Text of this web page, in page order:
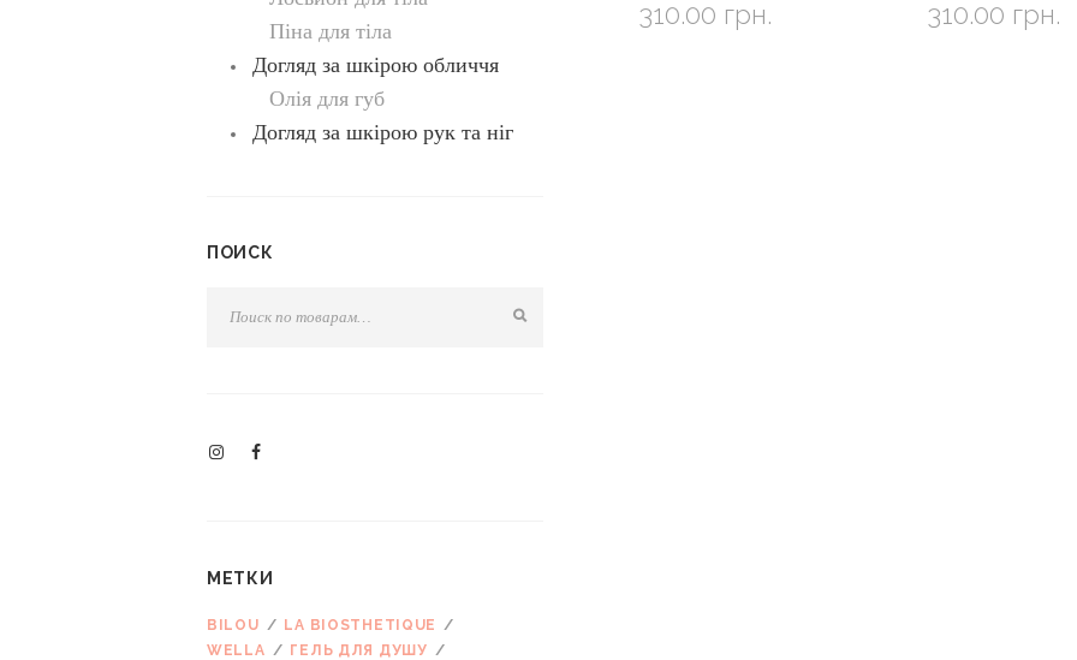
310.00 грн. 310.00 грн.
Піна для тіла
Догляд за шкірою обличчя
Олія для губ
Догляд за шкірою рук та ніг
ПОИСК
МЕТКИ
BILOU
LA BIOSTHETIQUE
WELLA
ГЕЛЬ ДЛЯ ДУШУ